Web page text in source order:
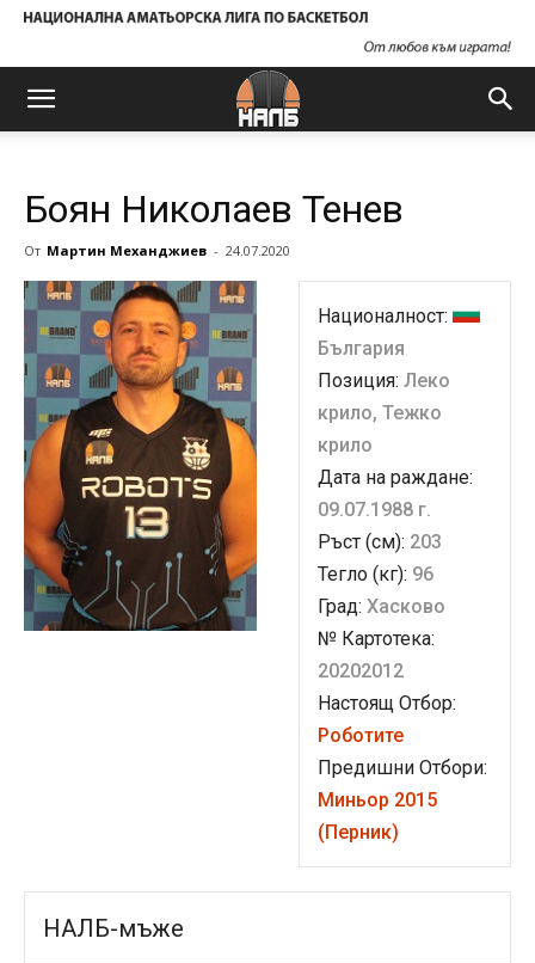
Боян Николаев Тенев
От Мартин Механджиев - 24.07.2020
Националност:
България
Позиция: Леко
крило, Тежко
крило
Дата на раждане:
09.07.1988 г.
Ръст (см): 203
Тегло (кг): 96
Град: Хасково
№ Картотека:
20202012
Настоящ Отбор:
Роботите
Предишни Отбори:
Миньор 2015
(Перник)
НАЛБ-мъже